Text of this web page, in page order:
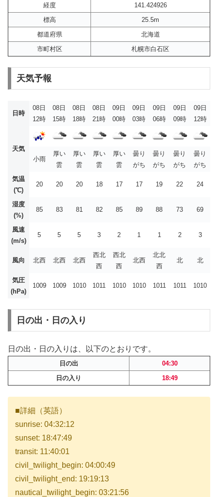
経度
141.424926
標高
25.5m
都道府県
北海道
市町村区
札幌市白石区
天気予報
日時
08日
12時
08日
15時
08日
18時
08日
21時
09日
00時
09日
03時
09日
06時
09日
09時
09日
12時
天気
小雨
厚い
雲
厚い
雲
厚い
雲
厚い
雲
曇り
がち
曇り
がち
曇り
がち
曇り
がち
気温
(℃)
20 20 20 18 17 17 19 22 24
湿度
(%)
85 83 81 82 85 89 88 73 69
風速
(m/s)
5 5 5 3 2 1 1 2 3
風向 北西 北西 北西
西北
西
西北
西
北西
北北
西
北 北
気圧
(hPa)
1009 1009 1010 1011 1010 1010 1011 1011 1010
日の出・日の入り
日の出・日の入りは、以下のとおりです。
日の出
04:30
日の入り
18:49
■詳細（英語）
sunrise: 04:32:12
sunset: 18:47:49
transit: 11:40:01
civil_twilight_begin: 04:00:49
civil_twilight_end: 19:19:13
nautical_twilight_begin: 03:21:56